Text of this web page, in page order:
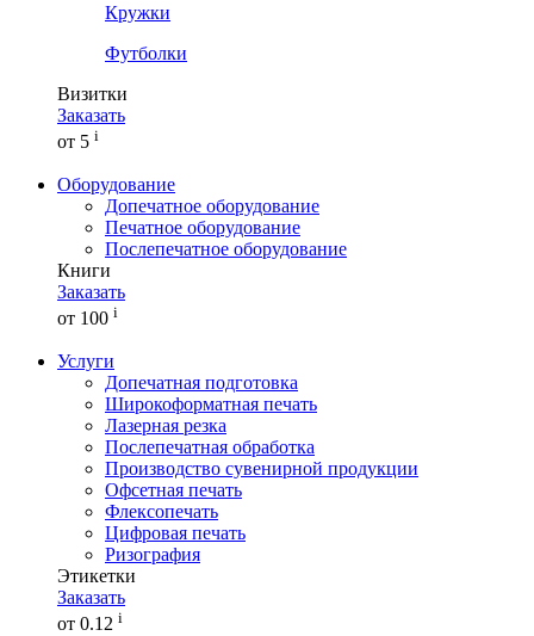
Кружки
Футболки
Визитки
Заказать
от 5 i
Оборудование
Допечатное оборудование
Печатное оборудование
Послепечатное оборудование
Книги
Заказать
от 100 i
Услуги
Допечатная подготовка
Широкоформатная печать
Лазерная резка
Послепечатная обработка
Производство сувенирной продукции
Офсетная печать
Флексопечать
Цифровая печать
Ризография
Этикетки
Заказать
от 0.12 i